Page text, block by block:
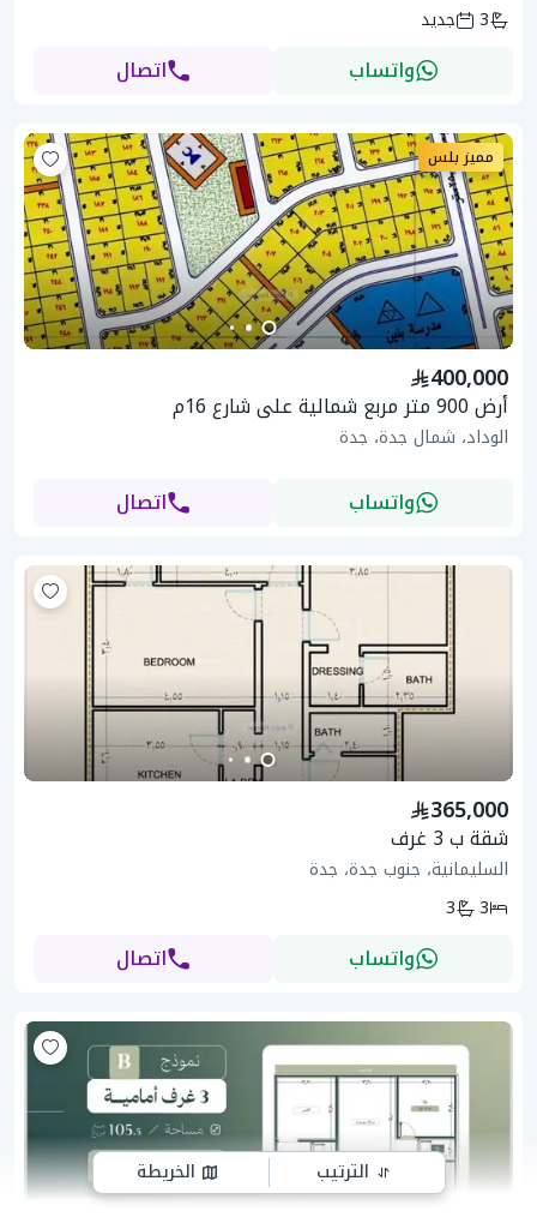
الترتيب الخريطة
3
جديد
واتساب اتصال
مميز بلس
400,000
أرض 900 متر مربع شمالية على شارع 16م
الوداد، شمال جدة، جدة
واتساب اتصال
365,000
شقة ب 3 غرف
السليمانية، جنوب جدة، جدة
3
3
واتساب اتصال